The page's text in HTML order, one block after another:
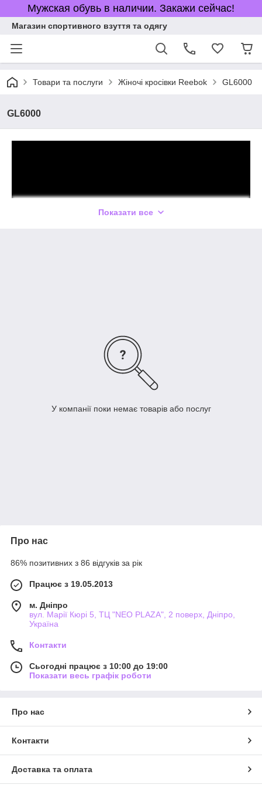
Мужская обувь в наличии. Закажи сейчас!
Магазин спортивного взуття та одягу
Товари та послуги Жіночі кросівки Reebok GL6000
GL6000
Показати все
У компанії поки немає товарів або послуг
Про нас
86% позитивних з 86 відгуків за рік
Працює з 19.05.2013
м. Дніпро
вул. Марії Кюрі 5, ТЦ "NEO PLAZA", 2 поверх, Дніпро,
Україна
Контакти
Сьогодні працює з 10:00 до 19:00
Показати весь графік роботи
Про нас
Контакти
Доставка та оплата